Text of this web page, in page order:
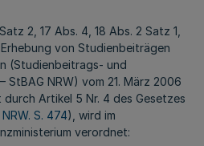
2, 17 Abs. 4, 18 Abs. 2 Satz 1,
von Studienbeiträgen
(Studienbeitrags- und
NRW) vom 21. März 2006
Artikel 5 Nr. 4 des Gesetzes
NRW. S. 474), wird im
verordnet: